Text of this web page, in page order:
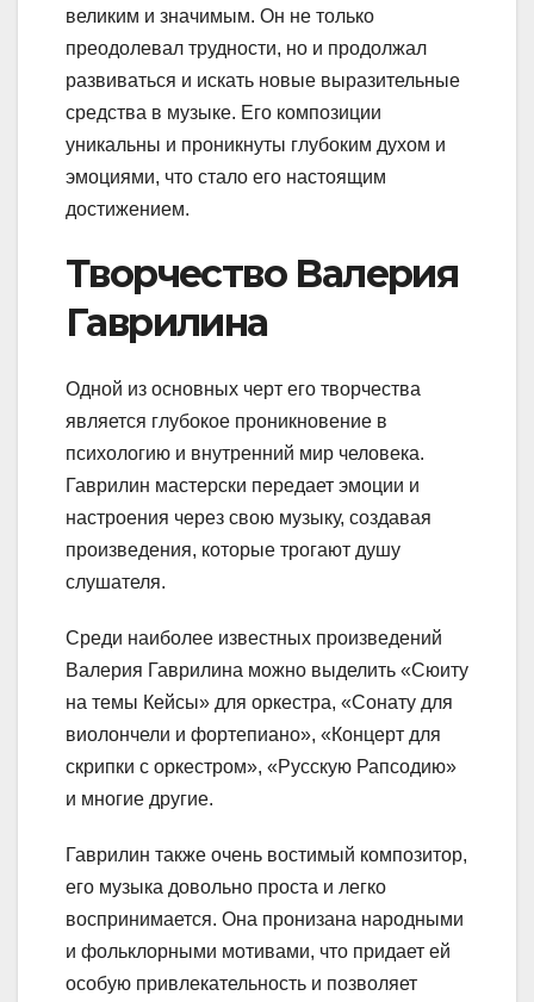
великим и значимым. Он не только
преодолевал трудности, но и продолжал
развиваться и искать новые выразительные
средства в музыке. Его композиции
уникальны и проникнуты глубоким духом и
эмоциями, что стало его настоящим
достижением.
Творчество Валерия
Гаврилина
Одной из основных черт его творчества
является глубокое проникновение в
психологию и внутренний мир человека.
Гаврилин мастерски передает эмоции и
настроения через свою музыку, создавая
произведения, которые трогают душу
слушателя.
Среди наиболее известных произведений
Валерия Гаврилина можно выделить «Сюиту
на темы Кейсы» для оркестра, «Сонату для
виолончели и фортепиано», «Концерт для
скрипки с оркестром», «Русскую Рапсодию»
и многие другие.
Гаврилин также очень востимый композитор,
его музыка довольно проста и легко
воспринимается. Она пронизана народными
и фольклорными мотивами, что придает ей
особую привлекательность и позволяет